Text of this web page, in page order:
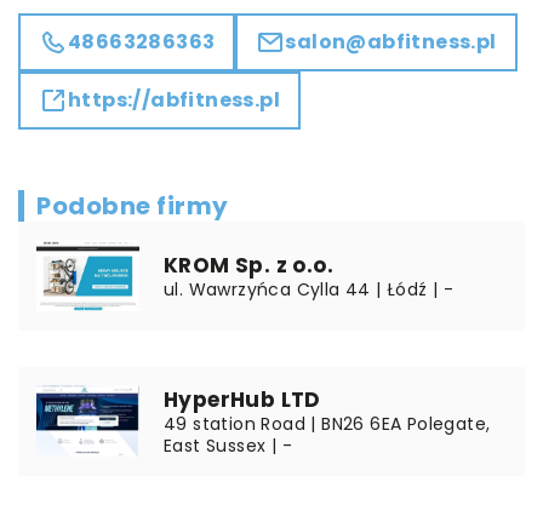
48663286363 salon@abfitness.pl
https://abfitness.pl
Podobne firmy
KROM Sp. z o.o.
ul. Wawrzyńca Cylla 44 | Łódź | -
HyperHub LTD
49 station Road | BN26 6EA Polegate,
East Sussex | -